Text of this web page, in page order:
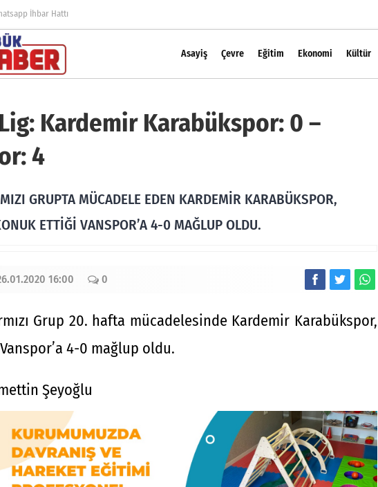
İhbar Hattı
Asayiş Çevre Eğitim Ekonomi Kültür
Lig: Kardemir Karabükspor: 0 –
4
GRUPTA MÜCADELE EDEN KARDEMİR KARABÜKSPOR,
ETTİĞİ VANSPOR’A 4-0 MAĞLUP OLDU.
16:00 0
Grup 20. hafta mücadelesinde Kardemir Karabükspor,
4-0 mağlup oldu.
Şeyoğlu